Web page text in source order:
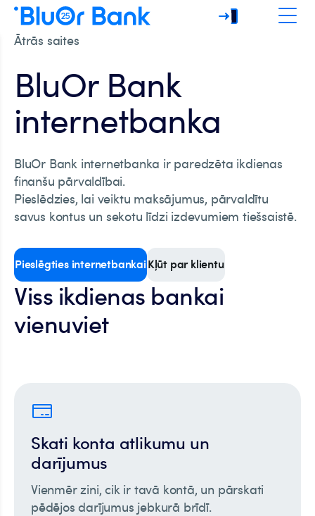
Ātrās saites
BluOr Bank
internetbanka
BluOr Bank internetbanka ir paredzēta ikdienas
finanšu pārvaldībai.
Pieslēdzies, lai veiktu maksājumus, pārvaldītu
savus kontus un sekotu līdzi izdevumiem tiešsaistē.
Pieslēgties internetbankaiKļūt par klientu
Viss ikdienas bankai
vienuviet
Skati konta atlikumu un
darījumus
Vienmēr zini, cik ir tavā kontā, un pārskati
pēdējos darījumus jebkurā brīdī.